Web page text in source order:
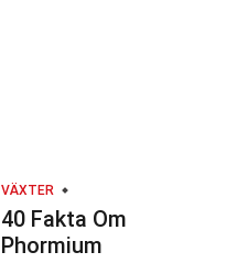
VÄXTER
40 Fakta Om
Phormium